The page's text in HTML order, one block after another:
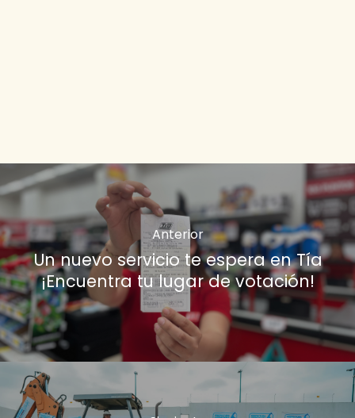
Anterior
Un nuevo servicio te espera en Tía
¡Encuentra tu lugar de votación!